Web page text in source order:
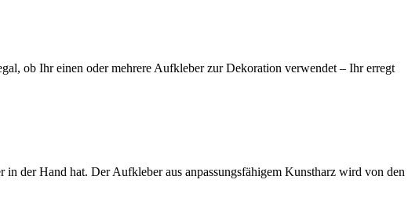
ob Ihr einen oder mehrere Aufkleber zur Dekoration verwendet – Ihr erregt
in der Hand hat. Der Aufkleber aus anpassungsfähigem Kunstharz wird von den